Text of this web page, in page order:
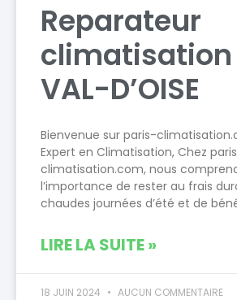
Reparateur
climatisation
VAL-D’OISE
Bienvenue sur paris-
Expert en Climatisation, Chez
climatisation.com, nous
l’importance de rester au frais
chaudes journées d’été et de
LIRE LA SUITE »
18 JUIN 2024 AUCUN COMMENTAIRE